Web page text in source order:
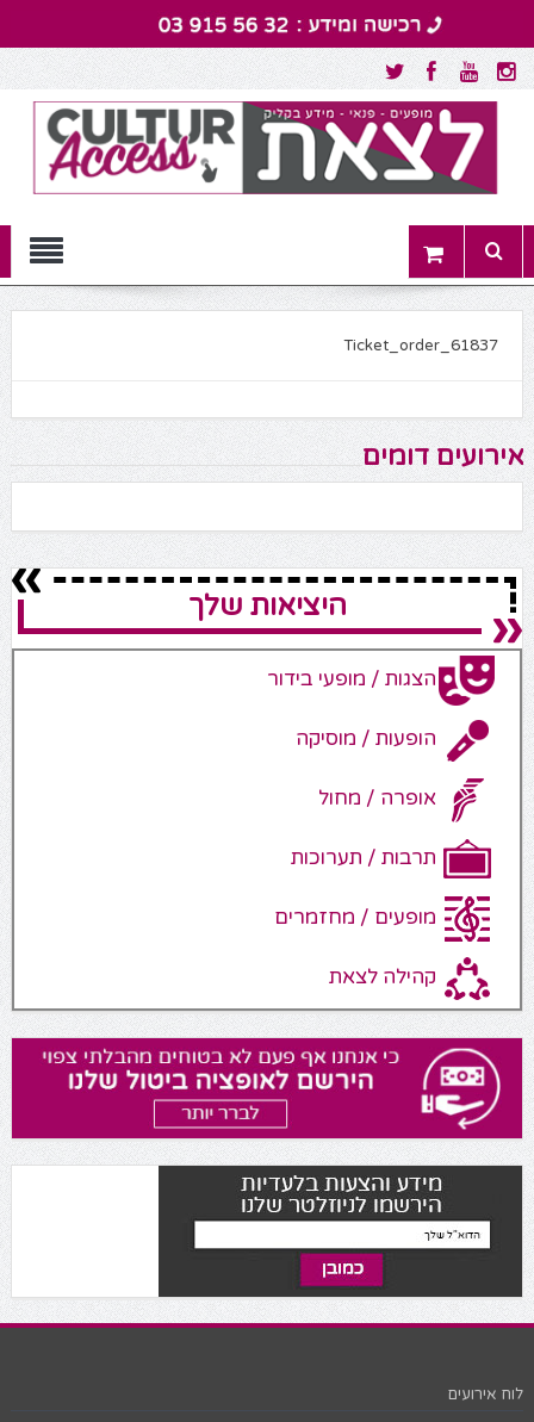
Menu
Ticket_order_61837
אירועים דומים
היציאות שלך
הצגות / מופעי בידור
הופעות / מוסיקה
אופרה / מחול
תרבות / תערוכות
מופעים / מחזמרים
קהילה לצאת
לוח אירועים